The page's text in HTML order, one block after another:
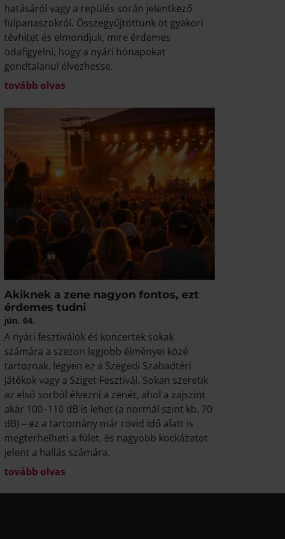
hatásáról vagy a repülés során jelentkező
fülpanaszokról. Összegyűjtöttünk öt gyakori
tévhitet és elmondjuk, mire érdemes
odafigyelni, hogy a nyári hónapokat
gondtalanul élvezhesse.
tovább olvas
Akiknek a zene nagyon fontos, ezt
érdemes tudni
jún. 04.
A nyári fesztiválok és koncertek sokak
számára a szezon legjobb élményei közé
tartoznak, legyen ez a Szegedi Szabadtéri
Játékok vagy a Sziget Fesztivál. Sokan szeretik
az első sorból élvezni a zenét, ahol a zajszint
akár 100–110 dB is lehet (a normál szint kb. 70
dB) – ez a tartomány már rövid idő alatt is
megterhelheti a fület, és nagyobb kockázatot
jelent a hallás számára.
tovább olvas